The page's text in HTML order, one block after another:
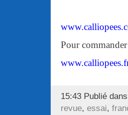
www.
Pour
15:43 Publié
revue, essai,